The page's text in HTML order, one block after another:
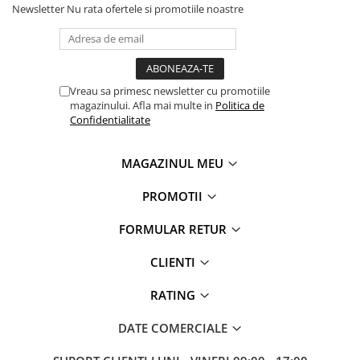
- Model Multicolor Abstract
- Lungima 150 cm
- Latime 45 cm
- Aplicare autoadeziva
Newsletter Nu rata ofertele si promotiile noastre
Vreau sa primesc newsletter cu promotiile
magazinului. Afla mai multe in Politica de
Confidentialitate
MAGAZINUL MEU
PROMOTII
FORMULAR RETUR
CLIENTI
RATING
DATE COMERCIALE